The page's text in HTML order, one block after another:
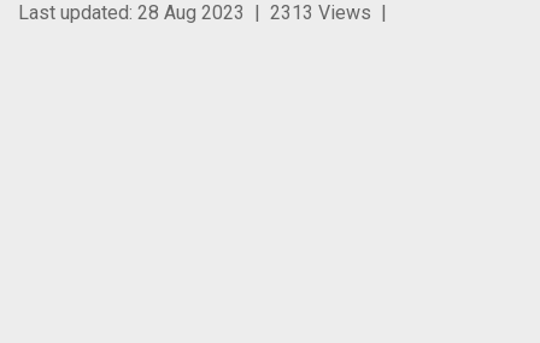
Last updated: 28 Aug 2023 | 2313 Views |